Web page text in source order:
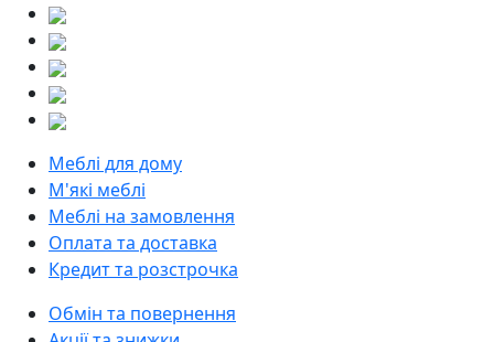
Меблі для дому
М'які меблі
Меблі на замовлення
Оплата та доставка
Кредит та розстрочка
Обмін та повернення